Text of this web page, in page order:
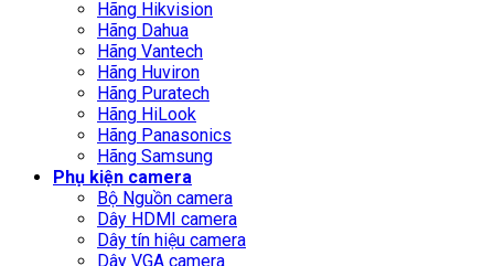
Hãng Hikvision
Hãng Dahua
Hãng Vantech
Hãng Huviron
Hãng Puratech
Hãng HiLook
Hãng Panasonics
Hãng Samsung
Phụ kiện camera
Bộ Nguồn camera
Dây HDMI camera
Dây tín hiệu camera
Dây VGA camera